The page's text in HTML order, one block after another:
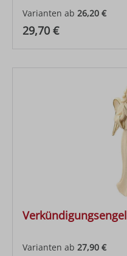
Varianten ab 26,20 €
Regulärer Preis:
29,70 €
Verkündigungsengel
Varianten ab 27,90 €